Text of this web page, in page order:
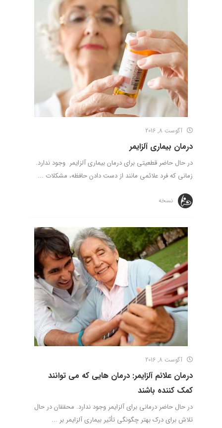
آگوست 8, 2016
درمان بیماری آلزایمر
در حال حاضر قطعیتی برای درمان بیماری آلزایمر وجود ندارد.
زمانی که فرد علائمی مانند از دست دادن حافظه، مشکلات ...
نسخه
آگوست 8, 2016
درمان علائم آلزایمر: درمان­ هایی که می­ توانند
کمک­ کننده باشند
در حال حاضر درمانی برای آلزایمر وجود ندارد. محققان در حال
تلاش برای درک بهتر چگونگی تأثیر بیماری آلزایمر بر ...